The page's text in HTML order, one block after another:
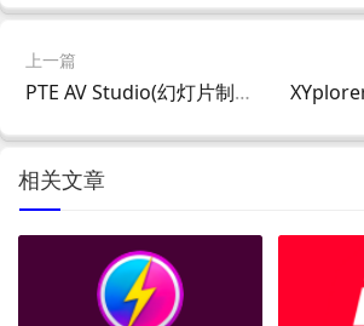
上一篇
PTE AV Studio(幻灯片制作软件) Pro v11.0.21.2 多语便携版
相关文章